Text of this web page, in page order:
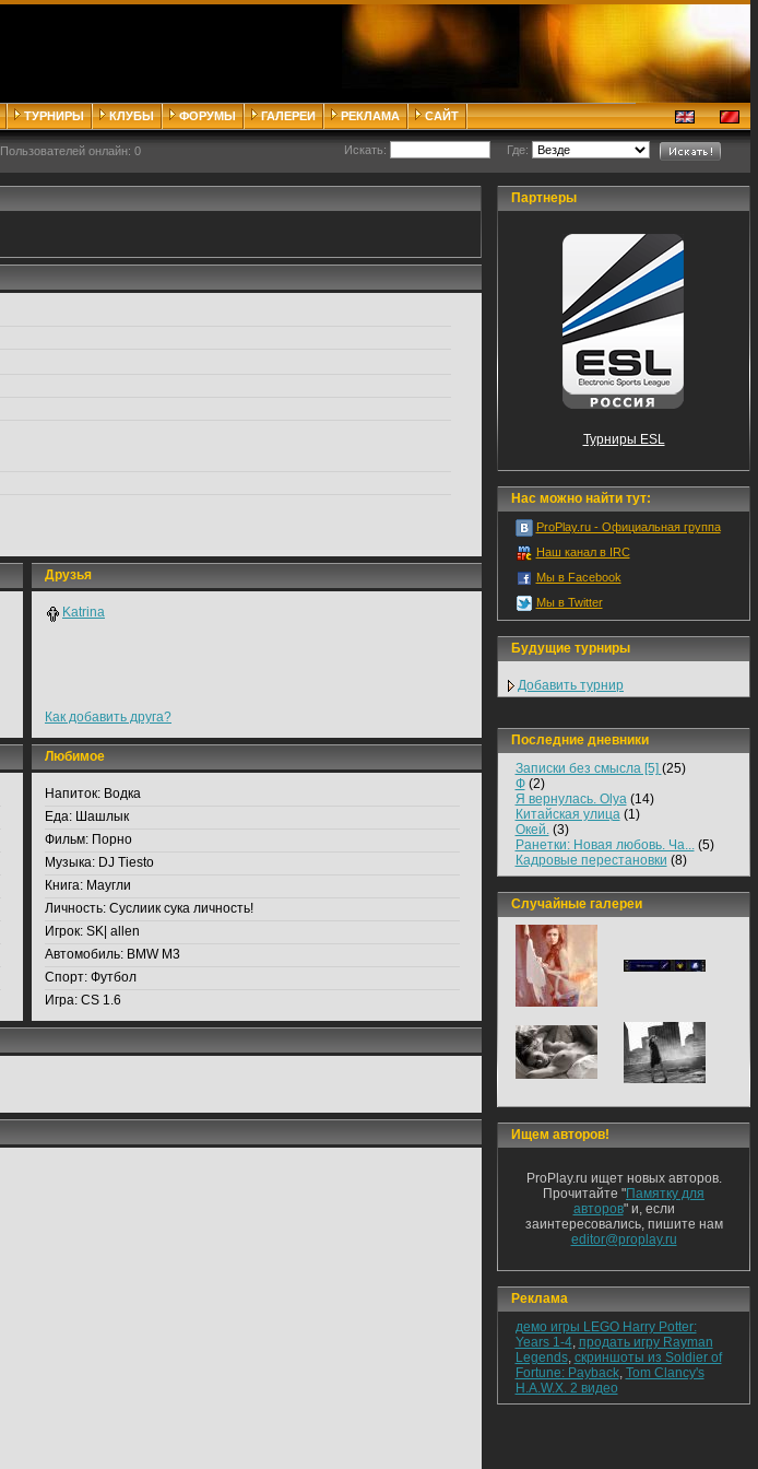
ТУРНИРЫ КЛУБЫ ФОРУМЫ ГАЛЕРЕИ РЕКЛАМА САЙТ
Пользователей онлайн: 0 Искать: Где:
Друзья
Katrina
Как добавить друга?
Любимое
Напиток: Водка
Еда: Шашлык
Фильм: Порно
Музыка: DJ Tiesto
Книга: Маугли
Личность: Суслиик сука личность!
Игрок: SK| allen
Автомобиль: BMW M3
Спорт: Футбол
Игра: CS 1.6
Партнеры
Турниры ESL
Нас можно найти тут:
ProPlay.ru - Официальная группа
Наш канал в IRC
Мы в Facebook
Мы в Twitter
Будущие турниры
Добавить турнир
Последние дневники
Записки без смысла [5] (25)
Ф(2)
Я вернулась. Olya(14)
Китайская улица(1)
Окей.(3)
Ранетки: Новая любовь. Ча...(5)
Кадровые перестановки (8)
Случайные галереи
Ищем авторов!
ProPlay.ru ищет новых авторов.
Прочитайте "Памятку для
авторов" и, если
заинтересовались, пишите нам
editor@proplay.ru
Реклама
демо игры LEGO Harry Potter:
Years 1-4, продать игру Rayman
Legends, скриншоты из Soldier of
Fortune: Payback, Tom Clancy's
H.A.W.X. 2 видео